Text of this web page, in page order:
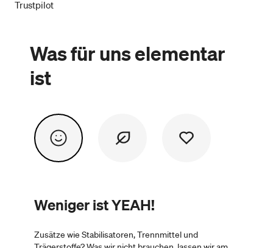
Trustpilot
Was für uns elementar
ist
Weniger ist YEAH!
Zusätze wie Stabilisatoren, Trennmittel und